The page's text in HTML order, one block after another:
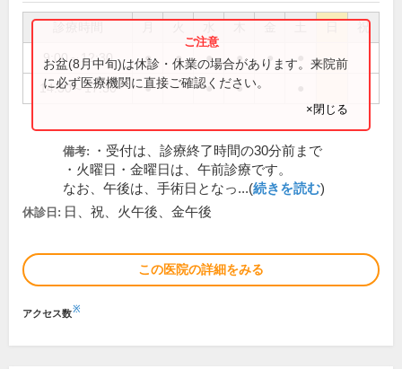
祝
9:00～12:30 ● ● ● ● ●
14:30～17:30 ● ● ●
お盆(8月中旬)は休診・休業の場合があります。来院前
に必ず医療機関に直接ご確認ください。
×閉じる
備考:
・受付は、診療終了時間の30分前まで
・火曜日・金曜日は、午前診療です。
なお、午後は、手術日となっ...(続きを読む)
休診日: 日、祝、火午後、金午後
この医院の詳細をみる
アクセス数※